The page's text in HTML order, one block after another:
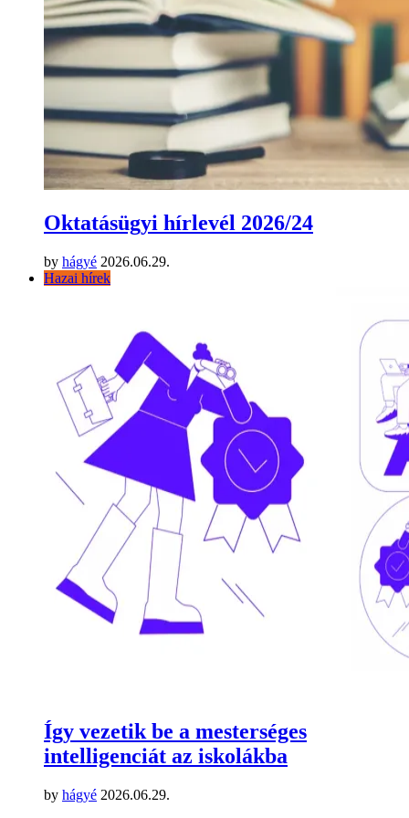
Oktatásügyi hírlevél 2026/24
by hágyé 2026.06.29.
Hazai hírek
Így vezetik be a mesterséges
intelligenciát az iskolákba
by hágyé 2026.06.29.